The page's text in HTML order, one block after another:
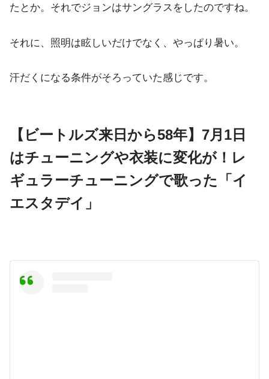
たとか。それでジョンはサングラスをしたのですね。
それに、照明は眩しいだけでなく、やっぱり暑い。
汗だくになる条件がそろっていた感じです。
【ビートルズ来日から58年】7月1日
はチューニングや衣装に変化が！レ
ギュラーチューニングで歌った「イ
エスタデイ」